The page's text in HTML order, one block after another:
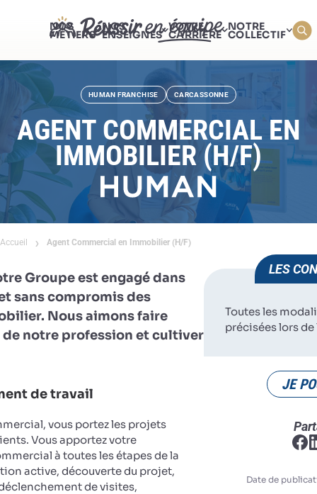
NOS
MÉTIERS
NOS
ENSEIGNES
VOTRE
CARRIÈRE
NOTRE
COLLECTIF
HUMAN FRANCHISE CARCASSONNE
AGENT COMMERCIAL EN
IMMOBILIER (H/F)
Accueil Agent Commercial en Immobilier (H/F)
Groupe est engagé dans
sans compromis des
Nous aimons faire
notre profession et cultiver
de travail
vous portez les projets
Vous apportez votre
à toutes les étapes de la
active, découverte du projet,
de visites,
LES
Toutes les
précisées lors de
JE
Date de